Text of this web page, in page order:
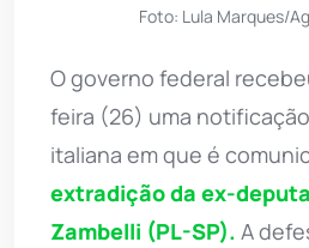
Foto: Lula Marques/
O governo federal
feira (26) uma
italiana em que é
extradição da ex-
Zambelli (PL-SP). A